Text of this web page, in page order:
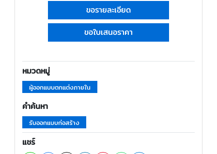
ขอรายละเอียด
ขอใบเสนอราคา
หมวดหมู่
ผู้ออกแบบตกแต่งภายใน
คำค้นหา
รับออกแบบก่อสร้าง
แชร์